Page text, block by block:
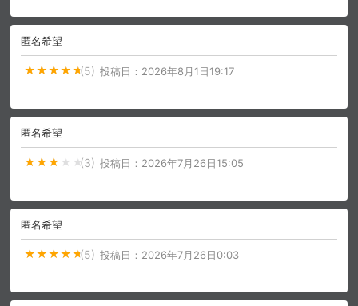
匿名希望
(5) 投稿日： 2026年8月1日19:17
匿名希望
(3) 投稿日： 2026年7月26日15:05
匿名希望
(5) 投稿日： 2026年7月26日0:03